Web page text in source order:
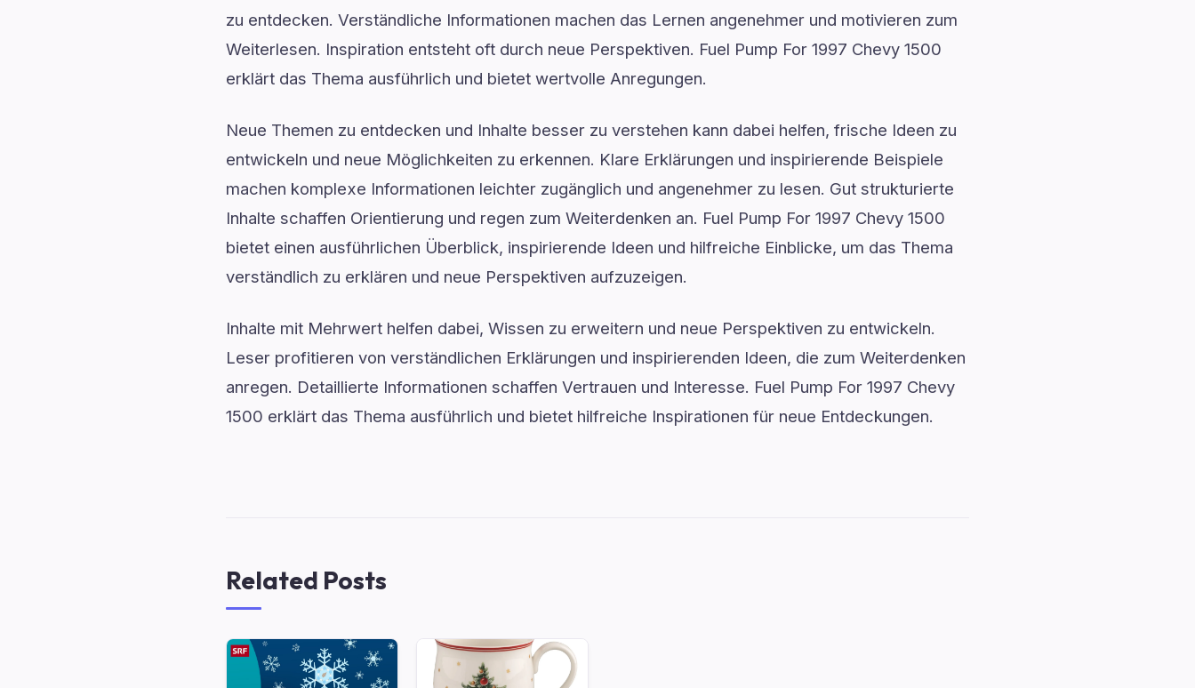
zu entdecken. Verständliche Informationen machen das Lernen angenehmer und motivieren zum
Weiterlesen. Inspiration entsteht oft durch neue Perspektiven. Fuel Pump For 1997 Chevy 1500
erklärt das Thema ausführlich und bietet wertvolle Anregungen.
Neue Themen zu entdecken und Inhalte besser zu verstehen kann dabei helfen, frische Ideen zu
entwickeln und neue Möglichkeiten zu erkennen. Klare Erklärungen und inspirierende Beispiele
machen komplexe Informationen leichter zugänglich und angenehmer zu lesen. Gut strukturierte
Inhalte schaffen Orientierung und regen zum Weiterdenken an. Fuel Pump For 1997 Chevy 1500
bietet einen ausführlichen Überblick, inspirierende Ideen und hilfreiche Einblicke, um das Thema
verständlich zu erklären und neue Perspektiven aufzuzeigen.
Inhalte mit Mehrwert helfen dabei, Wissen zu erweitern und neue Perspektiven zu entwickeln.
Leser profitieren von verständlichen Erklärungen und inspirierenden Ideen, die zum Weiterdenken
anregen. Detaillierte Informationen schaffen Vertrauen und Interesse. Fuel Pump For 1997 Chevy
1500 erklärt das Thema ausführlich und bietet hilfreiche Inspirationen für neue Entdeckungen.
Related Posts